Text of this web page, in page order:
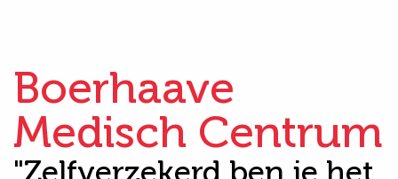
Boerhaave
Medisch Centrum